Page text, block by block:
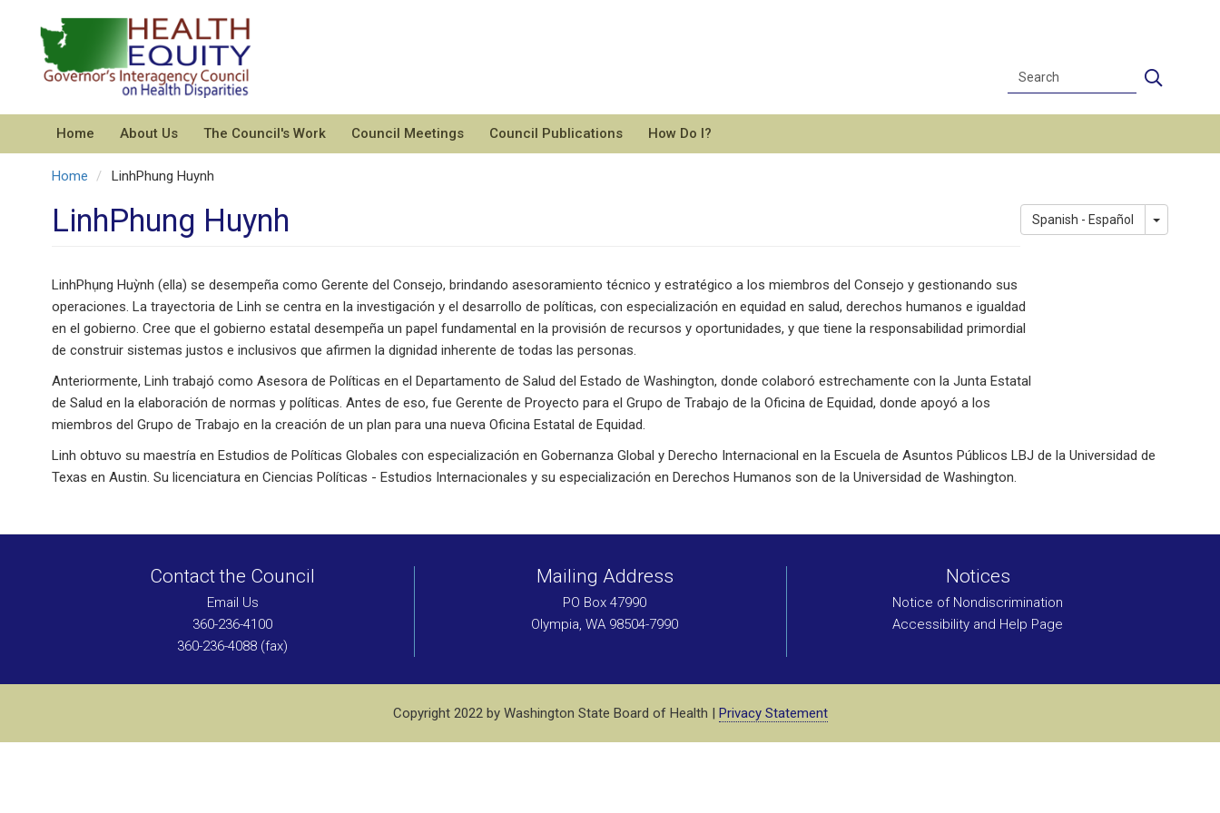
content
Search
Home About Us The Council's Work Council Meetings Council Publications How Do I?
Home LinhPhung Huynh
LinhPhung Huynh Spanish - Español Toggle
LinhPhụng Huỳnh (ella) se desempeña como Gerente del Consejo, brindando asesoramiento técnico y estratégico a los miembros del Consejo y gestionando sus
operaciones. La trayectoria de Linh se centra en la investigación y el desarrollo de políticas, con especialización en equidad en salud, derechos humanos e igualdad
en el gobierno. Cree que el gobierno estatal desempeña un papel fundamental en la provisión de recursos y oportunidades, y que tiene la responsabilidad primordial
de construir sistemas justos e inclusivos que afirmen la dignidad inherente de todas las personas.
Anteriormente, Linh trabajó como Asesora de Políticas en el Departamento de Salud del Estado de Washington, donde colaboró estrechamente con la Junta Estatal
de Salud en la elaboración de normas y políticas. Antes de eso, fue Gerente de Proyecto para el Grupo de Trabajo de la Oficina de Equidad, donde apoyó a los
miembros del Grupo de Trabajo en la creación de un plan para una nueva Oficina Estatal de Equidad.
Linh obtuvo su maestría en Estudios de Políticas Globales con especialización en Gobernanza Global y Derecho Internacional en la Escuela de Asuntos Públicos LBJ de la Universidad de
Texas en Austin. Su licenciatura en Ciencias Políticas - Estudios Internacionales y su especialización en Derechos Humanos son de la Universidad de Washington.
Contact the Council
Email Us
360-236-4100
360-236-4088 (fax)
Mailing Address
PO Box 47990
Olympia, WA 98504-7990
Notices
Notice of Nondiscrimination
Accessibility and Help Page
Copyright 2022 by Washington State Board of Health | Privacy Statement